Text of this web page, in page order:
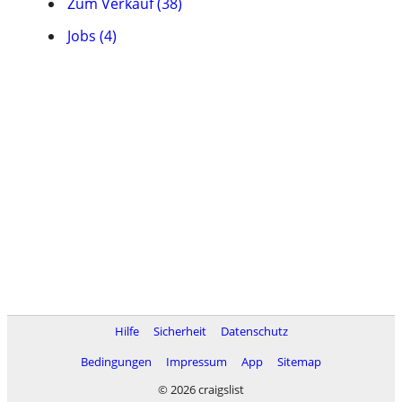
Jobs (4)
Hilfe Sicherheit
Datenschutz
Bedingungen
Impressum App
Sitemap
© 2026 craigslist